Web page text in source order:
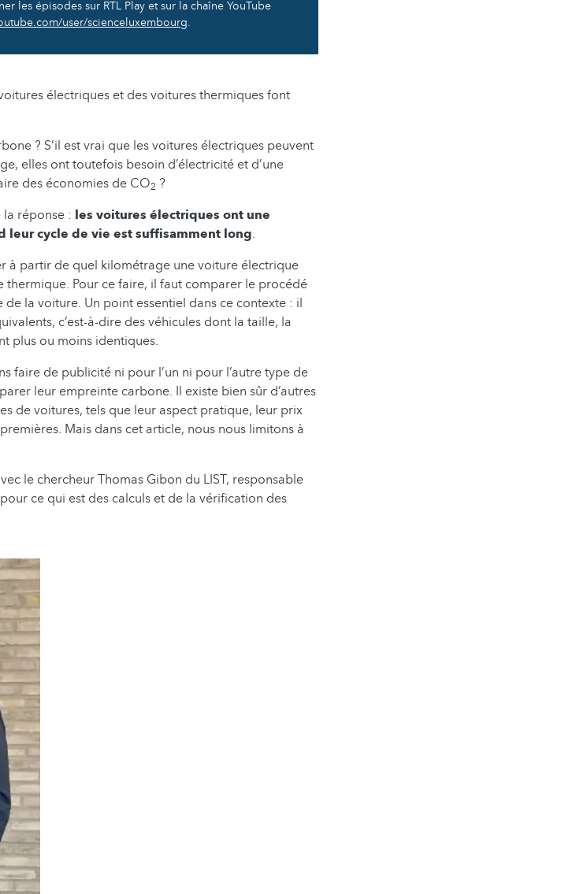
les épisodes sur RTL Play et sur la chaîne YouTube
user/scienceluxembourg.
électriques et des voitures thermiques font
? S’il est vrai que les voitures électriques peuvent
elles ont toutefois besoin d’électricité et d’une
des économies de CO2 ?
réponse : les voitures électriques ont une
cycle de vie est suffisamment long.
à partir de quel kilométrage une voiture électrique
thermique. Pour ce faire, il faut comparer le procédé
la voiture. Un point essentiel dans ce contexte : il
c’est-à-dire des véhicules dont la taille, la
plus ou moins identiques.
faire de publicité ni pour l’un ni pour l’autre type de
leur empreinte carbone. Il existe bien sûr d’autres
de voitures, tels que leur aspect pratique, leur prix
Mais dans cet article, nous nous limitons à
le chercheur Thomas Gibon du LIST, responsable
ce qui est des calculs et de la vérification des